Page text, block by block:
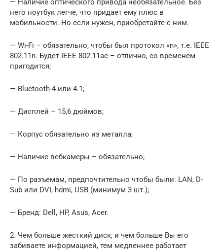
— Наличие оптического привода необязательное. Без
него ноутбук легче, что придает ему плюс в
мобильности. Но если нужен, приобретайте с ним.
— Wi-Fi – обязательно, чтобы был протокол «n», т.е. IEEE
802.11n. Будет IEEE 802.11ac – отлично, со временем
пригодится;
— Bluetooth 4 или 4.1;
— Дисплей – 15,6 дюймов;
— Корпус обязательно из металла;
— Наличие вебкамеры – обязательно;
— По разъемам, предпочтительно чтобы были: LAN, D-
Sub или DVI, hdmi, USB (минимум 3 шт.);
— Бренд: Dell, HP, Asus, Acer.
2. Чем больше жесткий диск, и чем больше Вы его
забиваете информацией, тем медленнее работает